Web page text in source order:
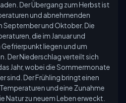
Der Übergang zum Herbst ist
und abnehmenden
September und Oktober. Die
die im Januar und
liegen und um
Der Niederschlag verteilt sich
Jahr, wobei die Sommermonate
sind. Der Frühling bringt einen
und eine Zunahme
Natur zu neuem Leben erweckt.